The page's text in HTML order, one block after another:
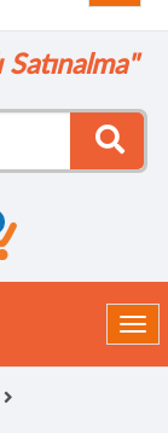
Satınalma"